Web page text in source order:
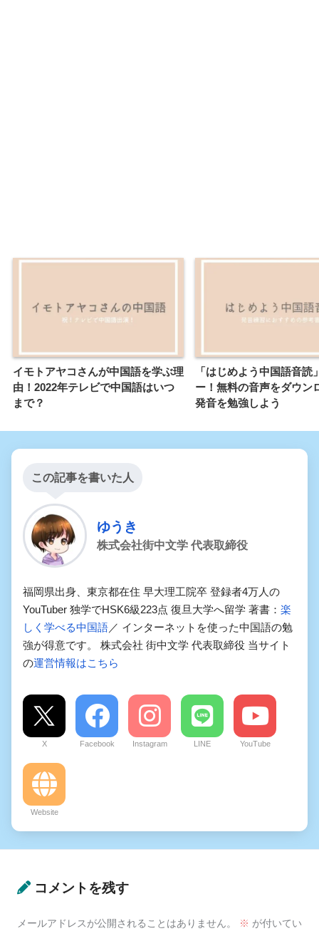
イモトアヤコさんが中国語を学ぶ理
由！2022年テレビで中国語はいつ
まで？
「はじめよう中国語音読
ー！無料の音声をダウン
発音を勉強しよう
この記事を書いた人
ゆうき
株式会社街中文学 代表取締役
福岡県出身、東京都在住 早大理工院卒 登録者4万人の
YouTuber 独学でHSK6級223点 復旦大学へ留学 著書： 楽
しく学べる中国語／ インターネットを使った中国語の勉
強が得意です。 株式会社 街中文学 代表取締役 当サイト
の運営情報はこちら
X Facebook Instagram LINE YouTube
Website
コメントを残す
メールアドレスが公開されることはありません。 ※ が付いてい